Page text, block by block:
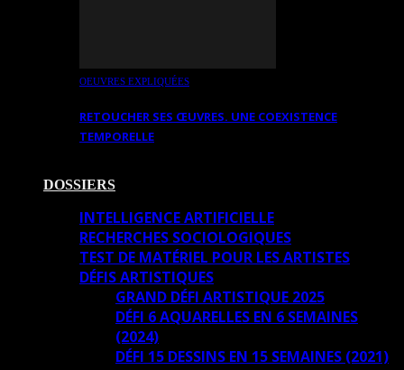
OEUVRES EXPLIQUÉES
RETOUCHER SES ŒUVRES. UNE COEXISTENCE
TEMPORELLE
DOSSIERS
INTELLIGENCE ARTIFICIELLE
RECHERCHES SOCIOLOGIQUES
TEST DE MATÉRIEL POUR LES ARTISTES
DÉFIS ARTISTIQUES
GRAND DÉFI ARTISTIQUE 2025
DÉFI 6 AQUARELLES EN 6 SEMAINES
(2024)
DÉFI 15 DESSINS EN 15 SEMAINES (2021)